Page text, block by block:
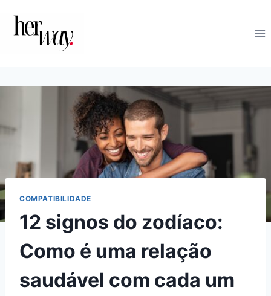
COMPATIBILIDADE
12 signos do zodíaco:
Como é uma relação
saudável com cada um